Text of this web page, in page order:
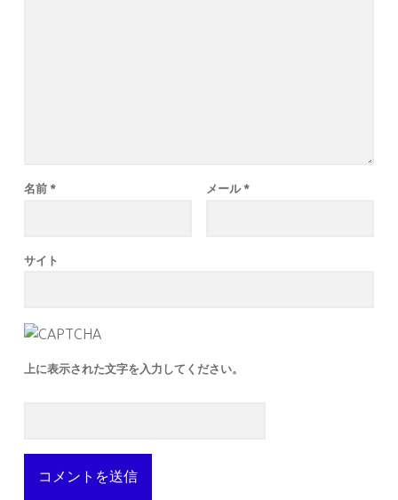
名前 * メール *
サイト
上に表示された文字を入力してください。